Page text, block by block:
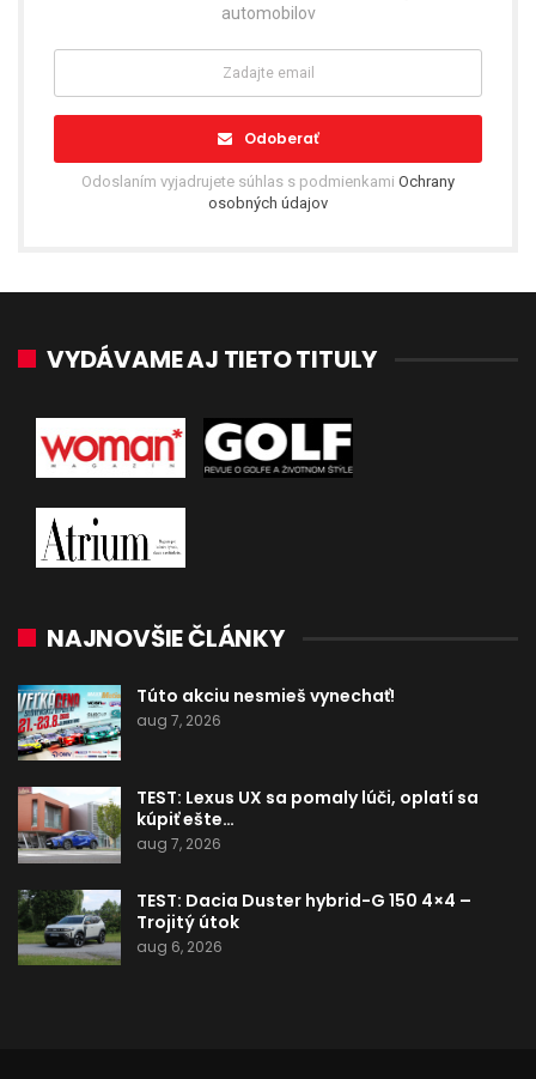
automobilov
Odoberať
Odoslaním vyjadrujete súhlas s podmienkami Ochrany
osobných údajov
VYDÁVAME AJ TIETO TITULY
NAJNOVŠIE ČLÁNKY
Túto akciu nesmieš vynechať!
aug 7, 2026
TEST: Lexus UX sa pomaly lúči, oplatí sa
kúpiť ešte…
aug 7, 2026
TEST: Dacia Duster hybrid-G 150 4×4 –
Trojitý útok
aug 6, 2026